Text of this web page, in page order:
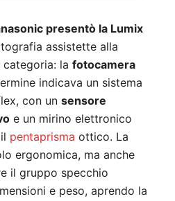
presentò la Lumix
assistette alla
categoria: la fotocamera
indicava un sistema
con un sensore
e un mirino elettronico
pentaprisma ottico. La
ergonomica, ma anche
il gruppo specchio
e peso, aprendo la